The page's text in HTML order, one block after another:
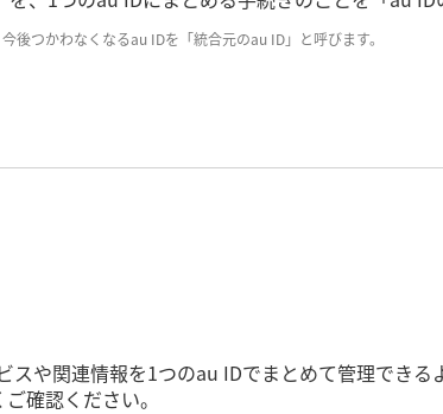
後つかわなくなるau IDを「統合元のau ID」と呼びます。
スや関連情報を1つのau IDでまとめて管理でき
確認ください。